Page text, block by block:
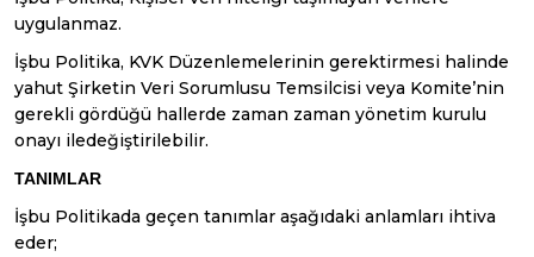
uygulanmaz.
İşbu Politika, KVK Düzenlemelerinin gerektirmesi halinde
yahut Şirketin Veri Sorumlusu Temsilcisi veya Komite’nin
gerekli gördüğü hallerde zaman zaman yönetim kurulu
onayı iledeğiştirilebilir.
TANIMLAR
İşbu Politikada geçen tanımlar aşağıdaki anlamları ihtiva
eder;